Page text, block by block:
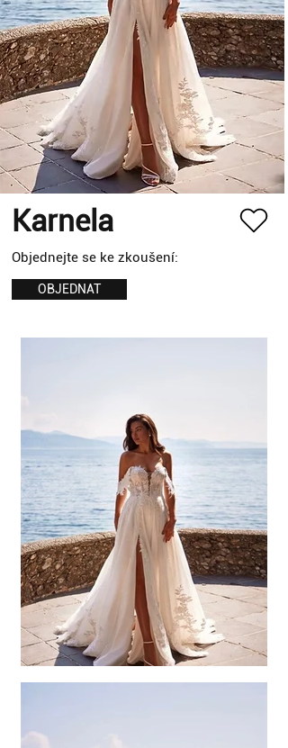
Karnela
Objednejte se ke zkoušení:
OBJEDNAT